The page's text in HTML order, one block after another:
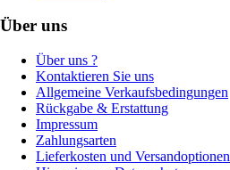
Über uns
Über uns ?
Kontaktieren Sie uns
Allgemeine Verkaufsbedingungen
Rückgabe & Erstattung
Impressum
Zahlungsarten
Lieferkosten und Versandoptionen